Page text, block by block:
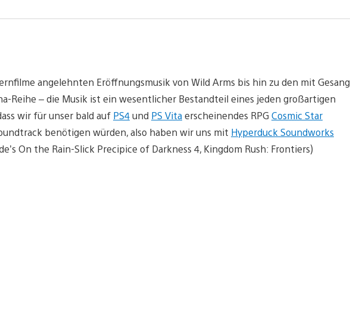
angelehnten Eröffnungsmusik von Wild Arms bis hin zu den mit Gesang
Reihe – die Musik ist ein wesentlicher Bestandteil eines jeden großartigen
wir für unser bald auf PS4und PS Vitaerscheinendes RPG Cosmic Star
benötigen würden, also haben wir uns mit Hyperduck Soundworks
On the Rain-Slick Precipice of Darkness 4, Kingdom Rush: Frontiers)